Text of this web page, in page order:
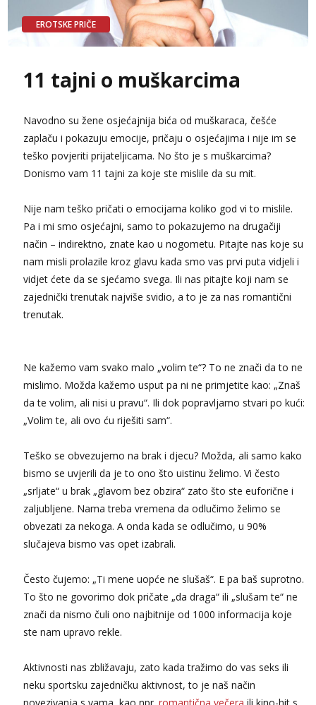
Anđela
Čekam tvoj poziv!
Tel:064/677-677- Kod: #142
EROTSKE PRIČE
11 tajni o muškarcima
Navodno su žene osjećajnija bića od muškaraca, češće
zaplaču i pokazuju emocije, pričaju o osjećajima i nije im se
teško povjeriti prijateljicama. No što je s muškarcima?
Donismo vam 11 tajni za koje ste mislile da su mit.
Nije nam teško pričati o emocijama koliko god vi to mislile.
Pa i mi smo osjećajni, samo to pokazujemo na drugačiji
način – indirektno, znate kao u nogometu. Pitajte nas koje su
nam misli prolazile kroz glavu kada smo vas prvi puta vidjeli i
vidjet ćete da se sjećamo svega. Ili nas pitajte koji nam se
zajednički trenutak najviše svidio, a to je za nas romantični
trenutak.
Ne kažemo vam svako malo „volim te“? To ne znači da to ne
mislimo. Možda kažemo usput pa ni ne primjetite kao: „Znaš
da te volim, ali nisi u pravu“. Ili dok popravljamo stvari po kući:
„Volim te, ali ovo ću riješiti sam“.
Teško se obvezujemo na brak i djecu? Možda, ali samo kako
bismo se uvjerili da je to ono što uistinu želimo. Vi često
„srljate“ u brak „glavom bez obzira“ zato što ste euforične i
zaljubljene. Nama treba vremena da odlučimo želimo se
obvezati za nekoga. A onda kada se odlučimo, u 90%
slučajeva bismo vas opet izabrali.
Često čujemo: „Ti mene uopće ne slušaš“. E pa baš suprotno.
To što ne govorimo dok pričate „da draga“ ili „slušam te“ ne
znači da nismo čuli ono najbitnije od 1000 informacija koje
ste nam upravo rekle.
Aktivnosti nas zbližavaju, zato kada tražimo do vas seks ili
neku sportsku zajedničku aktivnost, to je naš način